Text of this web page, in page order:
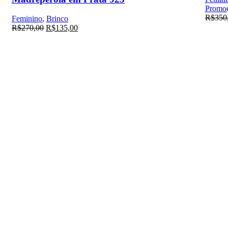
Feminino, Brinco
R$270,00 R$135,00
R$